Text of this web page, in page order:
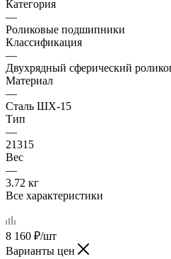
Категория
—
Роликовые подшипники
Классификация
—
Двухрядный сферический
Материал
—
Сталь ШХ-15
Тип
—
21315
Вес
—
3.72 кг
Все характеристики
8 160 ₽/шт
Варианты цен